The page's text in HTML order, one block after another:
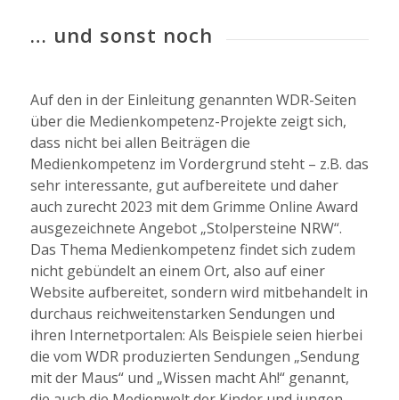
… und sonst noch
Auf den in der Einleitung genannten WDR-Seiten
über die Medienkompetenz-Projekte zeigt sich,
dass nicht bei allen Beiträgen die
Medienkompetenz im Vordergrund steht – z.B. das
sehr interessante, gut aufbereitete und daher
auch zurecht 2023 mit dem Grimme Online Award
ausgezeichnete Angebot „Stolpersteine NRW“.
Das Thema Medienkompetenz findet sich zudem
nicht gebündelt an einem Ort, also auf einer
Website aufbereitet, sondern wird mitbehandelt in
durchaus reichweitenstarken Sendungen und
ihren Internetportalen: Als Beispiele seien hierbei
die vom WDR produzierten Sendungen „Sendung
mit der Maus“ und „Wissen macht Ah!“ genannt,